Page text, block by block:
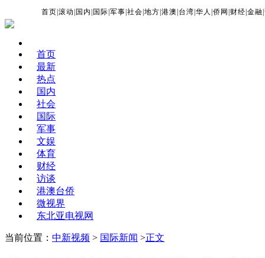
首页 |滚动 国内 国际 |军事 |社会 |地方 |港澳 台湾 |华人 |侨网 财经 |金融 |
首页
最新
热点
国内
社会
国际
军事
文娱
体育
财经
访谈
港澳台侨
微视界
东北亚电视网
当前位置： 中新视频 > 国际新闻 >正文